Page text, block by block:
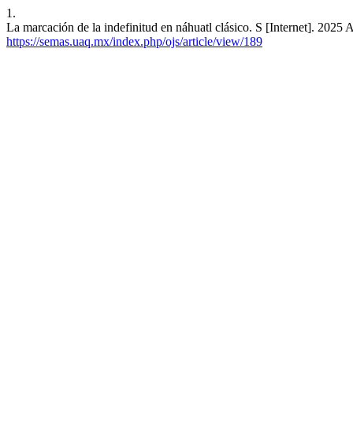
1.
La marcación de la indefinitud en náhuatl clásico. S [Internet].
https://semas.uaq.mx/index.php/ojs/article/view/189